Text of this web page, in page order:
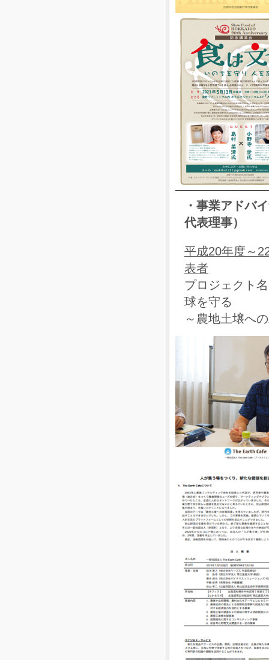
・事業アド
代表理事）
平成20年度～
表者
プロジェクト
球を守る
～農地土壌へ